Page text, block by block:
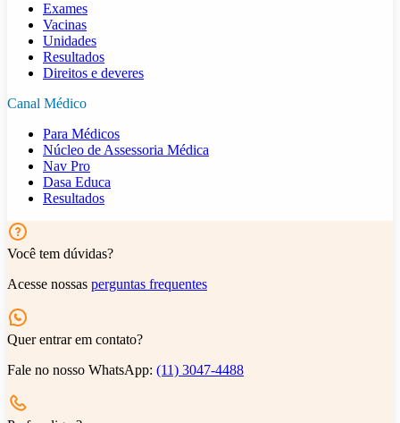
Exames
Vacinas
Unidades
Resultados
Direitos e deveres
Canal Médico
Para Médicos
Núcleo de Assessoria Médica
Nav Pro
Dasa Educa
Resultados
Você tem dúvidas?
Acesse nossas perguntas frequentes
Quer entrar em contato?
Fale no nosso WhatsApp: (11) 3047-4488